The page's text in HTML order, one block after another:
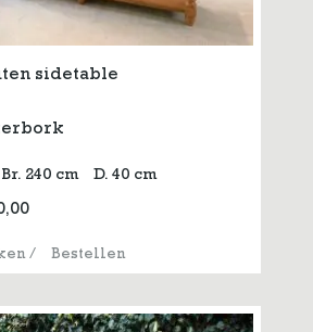
sidetable
Br. 240 cm D. 40 cm
/ Bestellen